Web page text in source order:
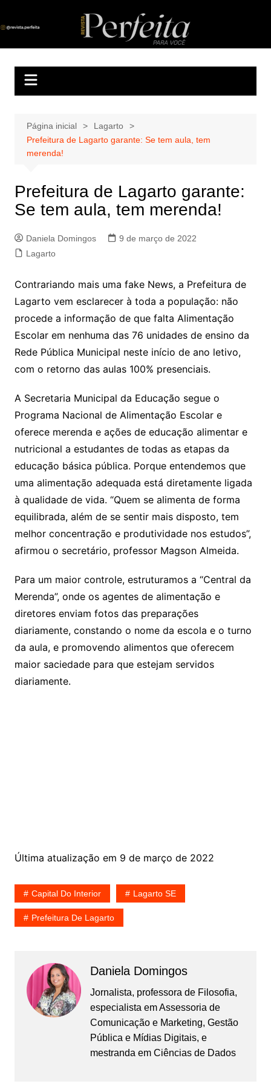
Revista Perfeita
A melhor revista eletrônica do interior de Sergipe
Página inicial
Lagarto
Prefeitura de Lagarto garante: Se tem aula, tem
merenda!
Prefeitura de Lagarto garante:
Se tem aula, tem merenda!
Daniela Domingos
9 de março de 2022
Lagarto
Contrariando mais uma fake News, a Prefeitura de
Lagarto vem esclarecer à toda a população: não
procede a informação de que falta Alimentação
Escolar em nenhuma das 76 unidades de ensino da
Rede Pública Municipal neste início de ano letivo,
com o retorno das aulas 100% presenciais.
A Secretaria Municipal da Educação segue o
Programa Nacional de Alimentação Escolar e
oferece merenda e ações de educação alimentar e
nutricional a estudantes de todas as etapas da
educação básica pública. Porque entendemos que
uma alimentação adequada está diretamente ligada
à qualidade de vida. “Quem se alimenta de forma
equilibrada, além de se sentir mais disposto, tem
melhor concentração e produtividade nos estudos”,
afirmou o secretário, professor Magson Almeida.
Para um maior controle, estruturamos a “Central da
Merenda”, onde os agentes de alimentação e
diretores enviam fotos das preparações
diariamente, constando o nome da escola e o turno
da aula, e promovendo alimentos que oferecem
maior saciedade para que estejam servidos
diariamente.
Última atualização em 9 de março de 2022
Capital Do Interior Lagarto SE
Prefeitura De Lagarto
Daniela Domingos
Jornalista, professora de Filosofia,
especialista em Assessoria de
Comunicação e Marketing, Gestão
Pública e Mídias Digitais, e
mestranda em Ciências de Dados